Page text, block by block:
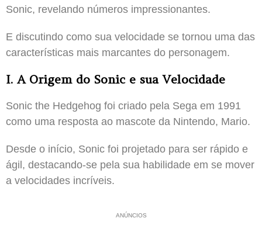
Sonic, revelando números impressionantes.
E discutindo como sua velocidade se tornou uma das
características mais marcantes do personagem.
I. A Origem do Sonic e sua Velocidade
Sonic the Hedgehog foi criado pela Sega em 1991
como uma resposta ao mascote da Nintendo, Mario.
Desde o início, Sonic foi projetado para ser rápido e
ágil, destacando-se pela sua habilidade em se mover
a velocidades incríveis.
ANÚNCIOS